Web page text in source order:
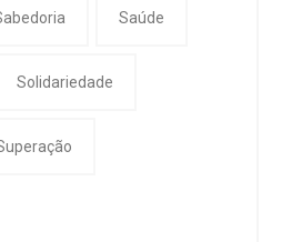
Saúde
Solidariedade